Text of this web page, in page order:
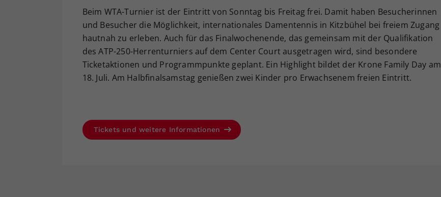
Beim WTA-Turnier ist der Eintritt von Sonntag bis Freitag frei. Damit haben Besucherinnen
und Besucher die Möglichkeit, internationales Damentennis in Kitzbühel bei freiem Zugang
hautnah zu erleben. Auch für das Finalwochenende, das gemeinsam mit der Qualifikation
des ATP-250-Herrenturniers auf dem Center Court ausgetragen wird, sind besondere
Ticketaktionen und Programmpunkte geplant. Ein Highlight bildet der Krone Family Day am
18. Juli. Am Halbfinalsamstag genießen zwei Kinder pro Erwachsenem freien Eintritt.
Tickets und weitere Informationen